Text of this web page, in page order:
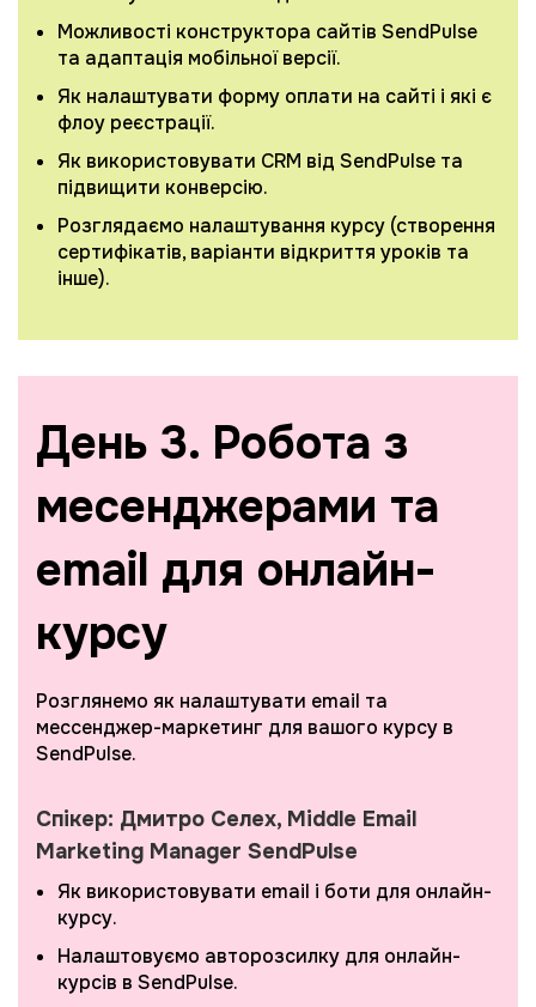
Можливості конструктора сайтів SendPulse
та адаптація мобільної версії.
Як налаштувати форму оплати на сайті і які є
флоу реєстрації.
Як використовувати CRM від SendPulse та
підвищити конверсію.
Розглядаємо налаштування курсу (cтворення
сертифікатів, варіанти відкриття уроків та
інше).
День 3. Робота з
месенджерами та
email для онлайн-
курсу
Розглянемо як налаштувати email та
мессенджер-маркетинг для вашого курсу в
SendPulse.
Спікер: Дмитро Селех, Middle Email
Marketing Manager SendPulse
Як використовувати email і боти для онлайн-
курсу.
Налаштовуємо авторозсилку для онлайн-
курсів в SendPulse.